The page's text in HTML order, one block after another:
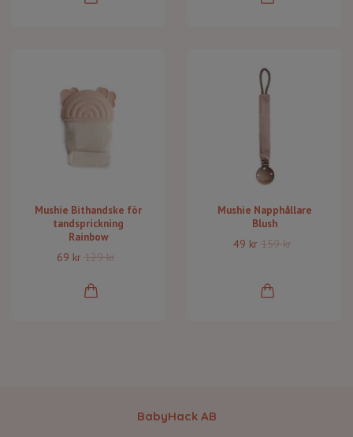
Mushie Bithandske för
tandsprickning
Rainbow
69 kr 129 kr
Mushie Napphållare
Blush
49 kr 159 kr
BabyHack AB